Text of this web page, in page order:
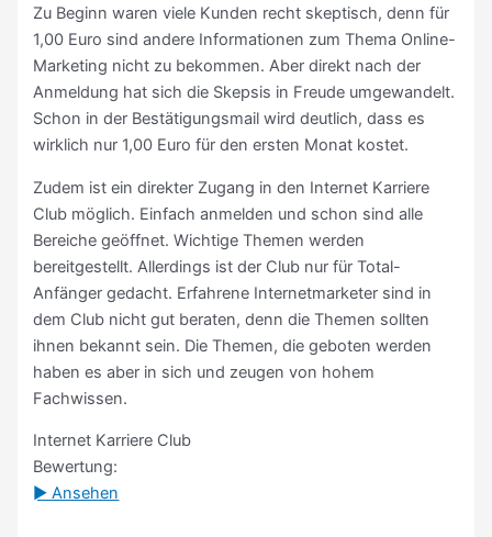
Zu Beginn waren viele Kunden recht skeptisch, denn für
1,00 Euro sind andere Informationen zum Thema Online-
Marketing nicht zu bekommen. Aber direkt nach der
Anmeldung hat sich die Skepsis in Freude umgewandelt.
Schon in der Bestätigungsmail wird deutlich, dass es
wirklich nur 1,00 Euro für den ersten Monat kostet.
Zudem ist ein direkter Zugang in den Internet Karriere
Club möglich. Einfach anmelden und schon sind alle
Bereiche geöffnet. Wichtige Themen werden
bereitgestellt. Allerdings ist der Club nur für Total-
Anfänger gedacht. Erfahrene Internetmarketer sind in
dem Club nicht gut beraten, denn die Themen sollten
ihnen bekannt sein. Die Themen, die geboten werden
haben es aber in sich und zeugen von hohem
Fachwissen.
Internet Karriere Club
Bewertung:
► Ansehen